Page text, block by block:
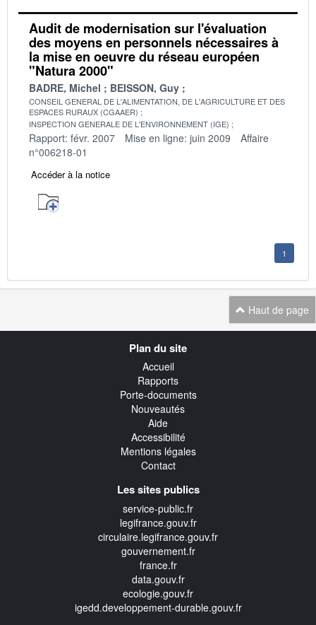
Audit de modernisation sur l'évaluation
des moyens en personnels nécessaires à
la mise en oeuvre du réseau européen
"Natura 2000"
BADRE, Michel BEISSON, Guy
CONSEIL GENERAL DE L'ALIMENTATION, DE L'AGRICULTURE ET DES
ESPACES RURAUX (CGAAER)
INSPECTION GENERALE DE L'ENVIRONNEMENT (IGE)
Rapport: févr. 2007 Mise en ligne: juin 2009
Affaire
n°006218-01
Accéder à la notice
1
Haut de page
Plan du site
Accueil
Rapports
Porte-documents
Nouveautés
Aide
Accessibilité
Mentions légales
Contact
Les sites publics
service-public.fr
legifrance.gouv.fr
circulaire.legifrance.gouv.fr
gouvernement.fr
france.fr
data.gouv.fr
ecologie.gouv.fr
igedd.developpement-durable.gouv.fr